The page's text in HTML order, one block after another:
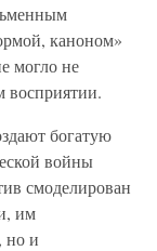
каноном»
могло не
восприятии.
богатую
войны
смоделирован
им
но и